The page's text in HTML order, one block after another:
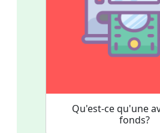
Qu'est-ce qu'une
fonds?